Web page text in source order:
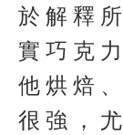
於解釋
實巧克
他烘焙
很強，